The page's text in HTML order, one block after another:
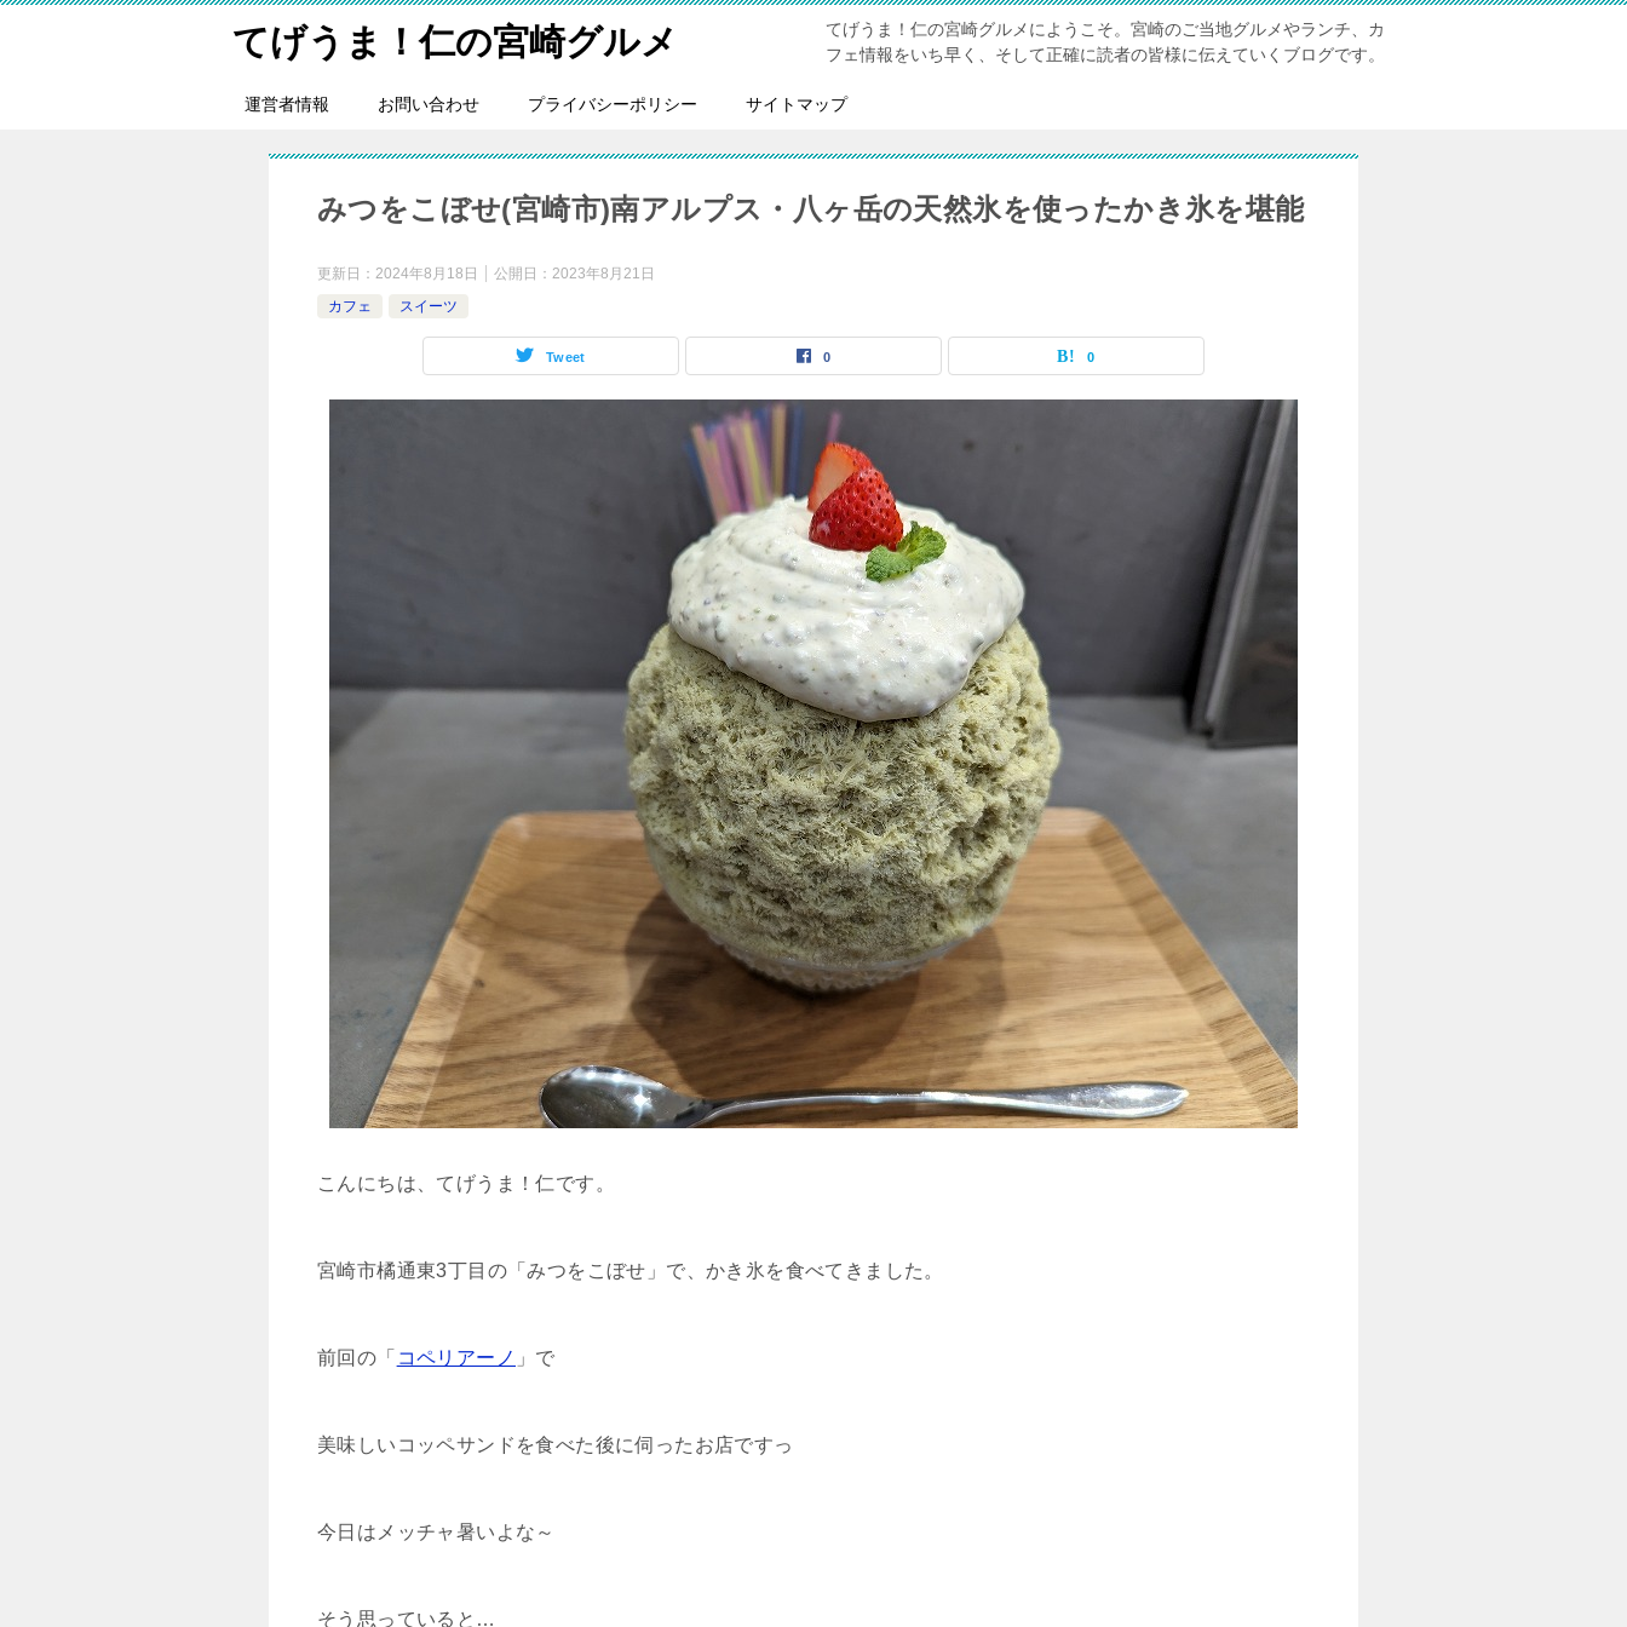
てげうま！仁の宮崎グルメ
てげうま！仁の宮崎グルメにようこそ。宮崎のご当地グルメやランチ、カ
フェ情報をいち早く、そして正確に読者の皆様に伝えていくブログです。
運営者情報 お問い合わせ プライバシーポリシー サイトマップ
みつをこぼせ(宮崎市)南アルプス・八ヶ岳の天然氷を使ったかき氷を堪能
更新日： 2024年8月18日 公開日： 2023年8月21日
カフェ
スイーツ
Tweet 0 0
こんにちは、てげうま！仁です。
宮崎市橘通東3丁目の「みつをこぼせ」で、かき氷を食べてきました。
前回の「 コペリアーノ 」で
美味しいコッペサンドを食べた後に伺ったお店ですっ
今日はメッチャ暑いよな～
そう思っていると…